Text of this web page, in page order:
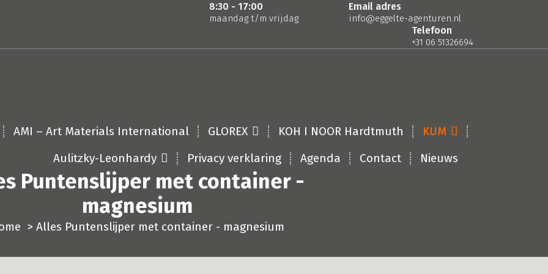
8:30 - 17:00
maandag t/m vrijdag
Email adres
info@eggelte-agenturen.nl
Telefoon
+31 06 51326694
AMI – Art Materials International GLOREX KOH I NOOR Hardtmuth
KUM
Aulitzky-Leonhardy
Privacy verklaring Agenda Contact Nieuws
Puntenslijper met container -
magnesium
> Alles Puntenslijper met container - magnesium